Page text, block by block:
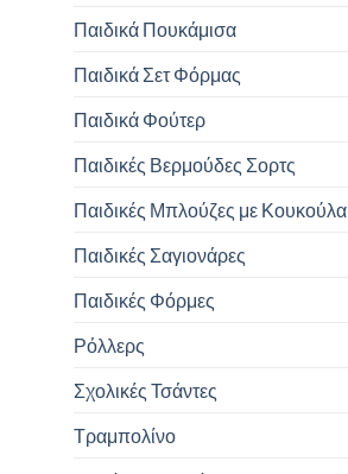
Παιδικά Πουκάμισα
Παιδικά Σετ Φόρμας
Παιδικά Φούτερ
Παιδικές Βερμούδες Σορτς
Παιδικές Μπλούζες με Κουκούλα
Παιδικές Σαγιονάρες
Παιδικές Φόρμες
Ρόλλερς
Σχολικές Τσάντες
Τραμπολίνο